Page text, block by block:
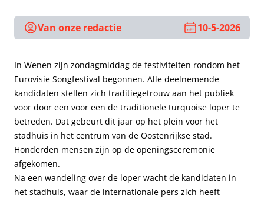
Van onze redactie 10-5-2026
In Wenen zijn zondagmiddag de festiviteiten rondom het
Eurovisie Songfestival begonnen. Alle deelnemende
kandidaten stellen zich traditiegetrouw aan het publiek
voor door een voor een de traditionele turquoise loper te
betreden. Dat gebeurt dit jaar op het plein voor het
stadhuis in het centrum van de Oostenrijkse stad.
Honderden mensen zijn op de openingsceremonie
afgekomen.
Na een wandeling over de loper wacht de kandidaten in
het stadhuis, waar de internationale pers zich heeft